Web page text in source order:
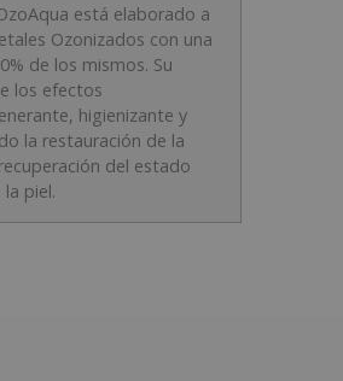
está elaborado a
Ozonizados con una
de los mismos. Su
los efectos
higienizante y
la restauración de la
del estado
piel.